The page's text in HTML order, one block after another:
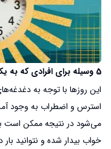
5 وسیله برای افرادی که به یک خواب خوب شبانه نیاز دارند
استرس و اضطراب به وجود
می‌شود در نتیجه ممکن است به
خواب بیدار شده و نتوانید